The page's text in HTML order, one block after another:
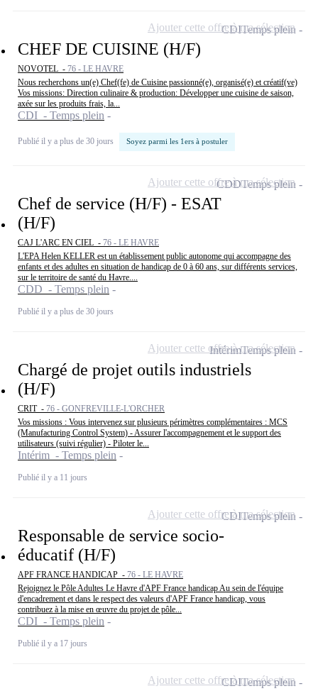
CHEF DE CUISINE (H/F)
NOVOTEL - 76 - LE HAVRE
Nous recherchons un(e) Chef(fe) de Cuisine passionné(e), organisé(e) et créatif(ve)
Vos missions: Direction culinaire & production: Développer une cuisine de saison,
axée sur les produits frais, la...
CDI - Temps plein
Publié il y a plus de 30 jours Soyez parmi les 1ers à postuler
CDITemps plein
Ajouter cette offre à ma sélection
Chef de service (H/F) - ESAT
(H/F)
CAJ L'ARC EN CIEL - 76 - LE HAVRE
L'EPA Helen KELLER est un établissement public autonome qui accompagne des
enfants et des adultes en situation de handicap de 0 à 60 ans, sur différents services,
sur le territoire de santé du Havre....
CDD - Temps plein
Publié il y a plus de 30 jours
CDDTemps plein
Ajouter cette offre à ma sélection
Chargé de projet outils industriels
(H/F)
CRIT - 76 - GONFREVILLE-L'ORCHER
Vos missions : Vous intervenez sur plusieurs périmètres complémentaires : MCS
(Manufacturing Control System) - Assurer l'accompagnement et le support des
utilisateurs (suivi régulier) - Piloter le...
Intérim - Temps plein
Publié il y a 11 jours
IntérimTemps plein
Ajouter cette offre à ma sélection
Responsable de service socio-
éducatif (H/F)
APF FRANCE HANDICAP - 76 - LE HAVRE
Rejoignez le Pôle Adultes Le Havre d'APF France handicap Au sein de l'équipe
d'encadrement et dans le respect des valeurs d'APF France handicap, vous
contribuez à la mise en œuvre du projet de pôle...
CDI - Temps plein
Publié il y a 17 jours
CDITemps plein
Ajouter cette offre à ma sélection
CDITemps plein
Ajouter cette offre à ma sélection